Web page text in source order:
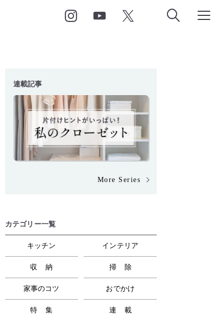
連載記事
More Series
カテゴリー一覧
キッチン インテリア
収納 掃除
家事のコツ おでかけ
特集 連載